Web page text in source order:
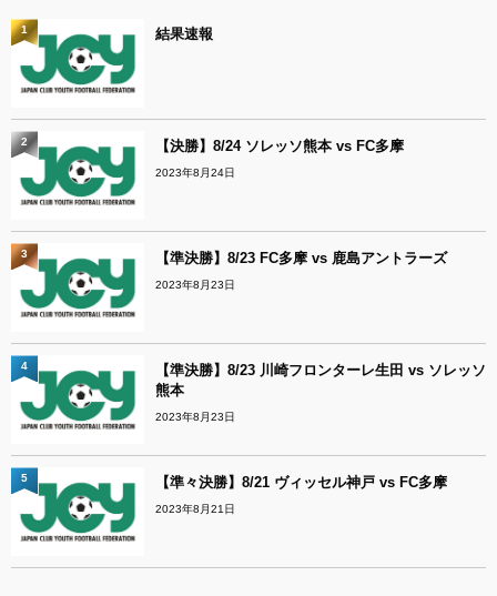
結果速報
1
【決勝】8/24 ソレッソ熊本 vs FC多摩
2023年8月24日
2
【準決勝】8/23 FC多摩 vs 鹿島アントラーズ
2023年8月23日
3
【準決勝】8/23 川崎フロンターレ生田 vs ソレッソ
熊本
2023年8月23日
4
【準々決勝】8/21 ヴィッセル神戸 vs FC多摩
2023年8月21日
5